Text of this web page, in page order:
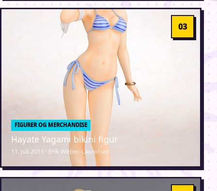
FIGURER OG MERCHANDISE
Hayate Yagami bikini figur
11. juli 2011 · Erik Weber-Lauridsen